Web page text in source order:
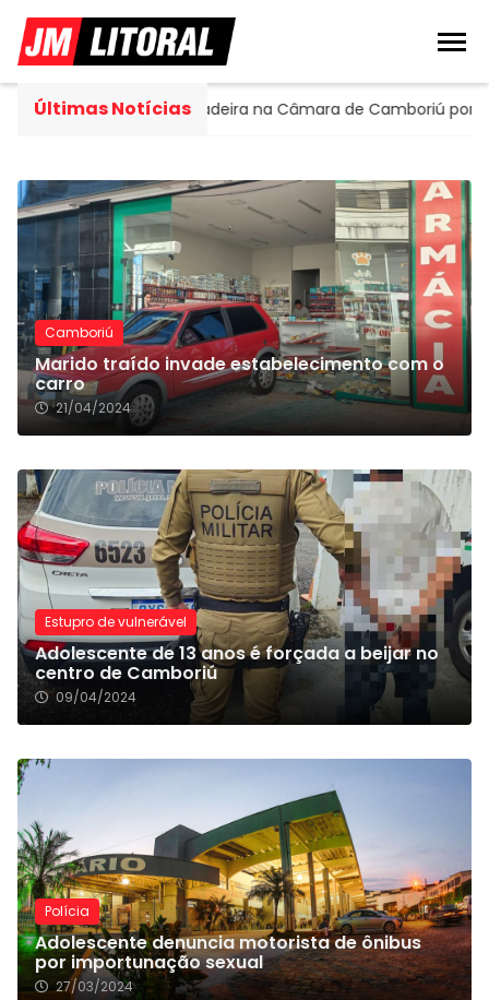
Últimas Notícias
assume cadeira na Câmara de Camboriú por 120 dias
Camboriú
Marido traído invade estabelecimento com o
carro
21/04/2024
Estupro de vulnerável
Adolescente de 13 anos é forçada a beijar no
centro de Camboriú
09/04/2024
Polícia
Adolescente denuncia motorista de ônibus
por importunação sexual
27/03/2024